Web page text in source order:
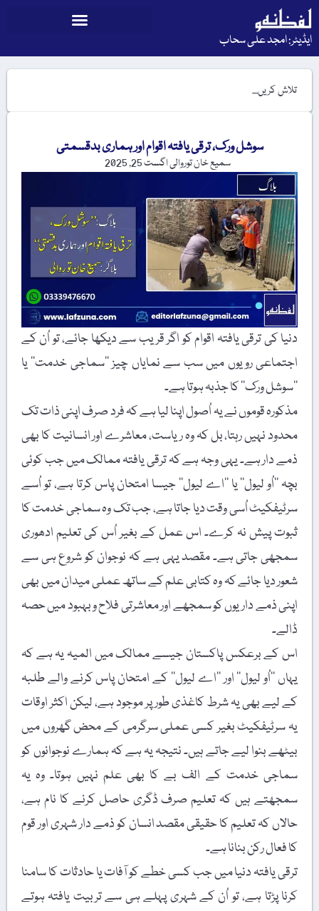
ایڈیٹر: امجد علی سحاب
سوشل ورک، ترقی یافتہ اقوام اور ہماری بدقسمتی
سمیع خان توروالیاگست 25, 2025
دنیا کی ترقی یافتہ اقوام کو اگر قریب سے دیکھا جائے، تو اُن کے
اجتماعی رویوں میں سب سے نمایاں چیز ’’سماجی خدمت‘‘ یا
’’سوشل ورک‘‘ کا جذبہ ہوتا ہے۔
مذکورہ قوموں نے یہ اُصول اپنا لیا ہے کہ فرد صرف اپنی ذات تک
محدود نہیں رہتا، بل کہ وہ ریاست، معاشرے اور انسانیت کا بھی
ذمے دار ہے۔ یہی وجہ ہے کہ ترقی یافتہ ممالک میں جب کوئی
بچہ ’’اُو لیول‘‘ یا ’’اے لیول‘‘ جیسا امتحان پاس کرتا ہے، تو اُسے
سرٹیفکیٹ اُسی وقت دیا جاتا ہے، جب تک وہ سماجی خدمت کا
ثبوت پیش نہ کرے۔ اس عمل کے بغیر اُس کی تعلیم ادھوری
سمجھی جاتی ہے۔ مقصد یہی ہے کہ نوجوان کو شروع ہی سے
شعور دیا جائے کہ وہ کتابی علم کے ساتھ عملی میدان میں بھی
اپنی ذمے داریوں کو سمجھے اور معاشرتی فلاح و بہبود میں حصہ
ڈالے۔
اس کے برعکس پاکستان جیسے ممالک میں المیہ یہ ہے کہ
یہاں ’’اُو لیول‘‘ اور ’’اے لیول‘‘ کے امتحان پاس کرنے والے طلبہ
کے لیے بھی یہ شرط کاغذی طور پر موجود ہے، لیکن اکثر اوقات
یہ سرٹیفکیٹ بغیر کسی عملی سرگرمی کے محض گھروں میں
بیٹھے بنوا لیے جاتے ہیں۔ نتیجہ یہ ہے کہ ہمارے نوجوانوں کو
سماجی خدمت کے الف بے کا بھی علم نہیں ہوتا۔ وہ یہ
سمجھتے ہیں کہ تعلیم صرف ڈگری حاصل کرنے کا نام ہے،
حالاں کہ تعلیم کا حقیقی مقصد انسان کو ذمے دار شہری اور قوم
کا فعال رکن بنانا ہے۔
ترقی یافتہ دنیا میں جب کسی خطے کو آفات یا حادثات کا سامنا
کرنا پڑتا ہے، تو اُن کے شہری پہلے ہی سے تربیت یافتہ ہوتے